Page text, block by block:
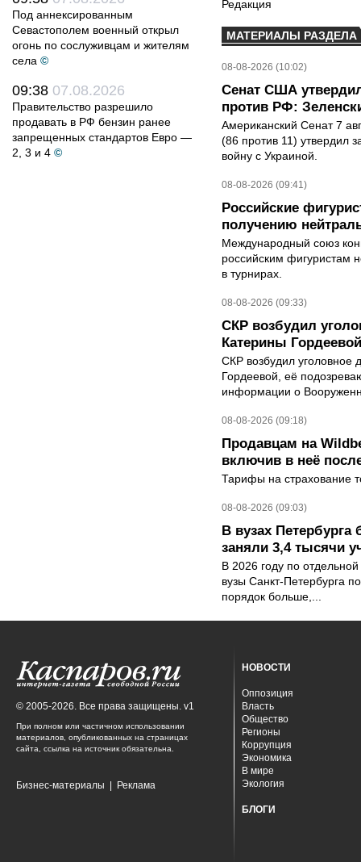
Под аннексированным
Севастополем военный открыл
огонь по сослуживцам и жителям
села ©
09:38 07.08.2026
Правительство разрешило
продавать в РФ бензин ранее
запрещенных стандартов Евро —
2, 3 и 4 ©
Редакция
МАТЕРИАЛЫ РАЗДЕЛА
08-08-2026 (10:02)
Сенат США
против РФ:
Американский Сенат 7
(86 против 11) утвердил
войну с Украиной.
08-08-2026 (09:41)
Российские
получению
Международный союз
российским фигуристам
в турнирах.
08-08-2026 (09:33)
СКР возбудил
Катерины Гордеевой
СКР возбудил уголовное
Гордеевой, её
информации о
08-08-2026 (09:18)
Продавцам на
включив в неё
Тарифы на страхование
08-08-2026 (09:03)
В вузах
заняли 3,4 тысячи
В 2026 году по
вузы Санкт-Петербурга
порядок больше,...
© 2005-2026. Все права защищены. v1
При полном или частичном использовании
материалов, опубликованных на страницах
сайта, ссылка на источник обязательна.
Бизнес-материалы Реклама
НОВОСТИ
Оппозиция
Власть
Общество
Регионы
Коррупция
Экономика
В мире
Экология
БЛОГИ